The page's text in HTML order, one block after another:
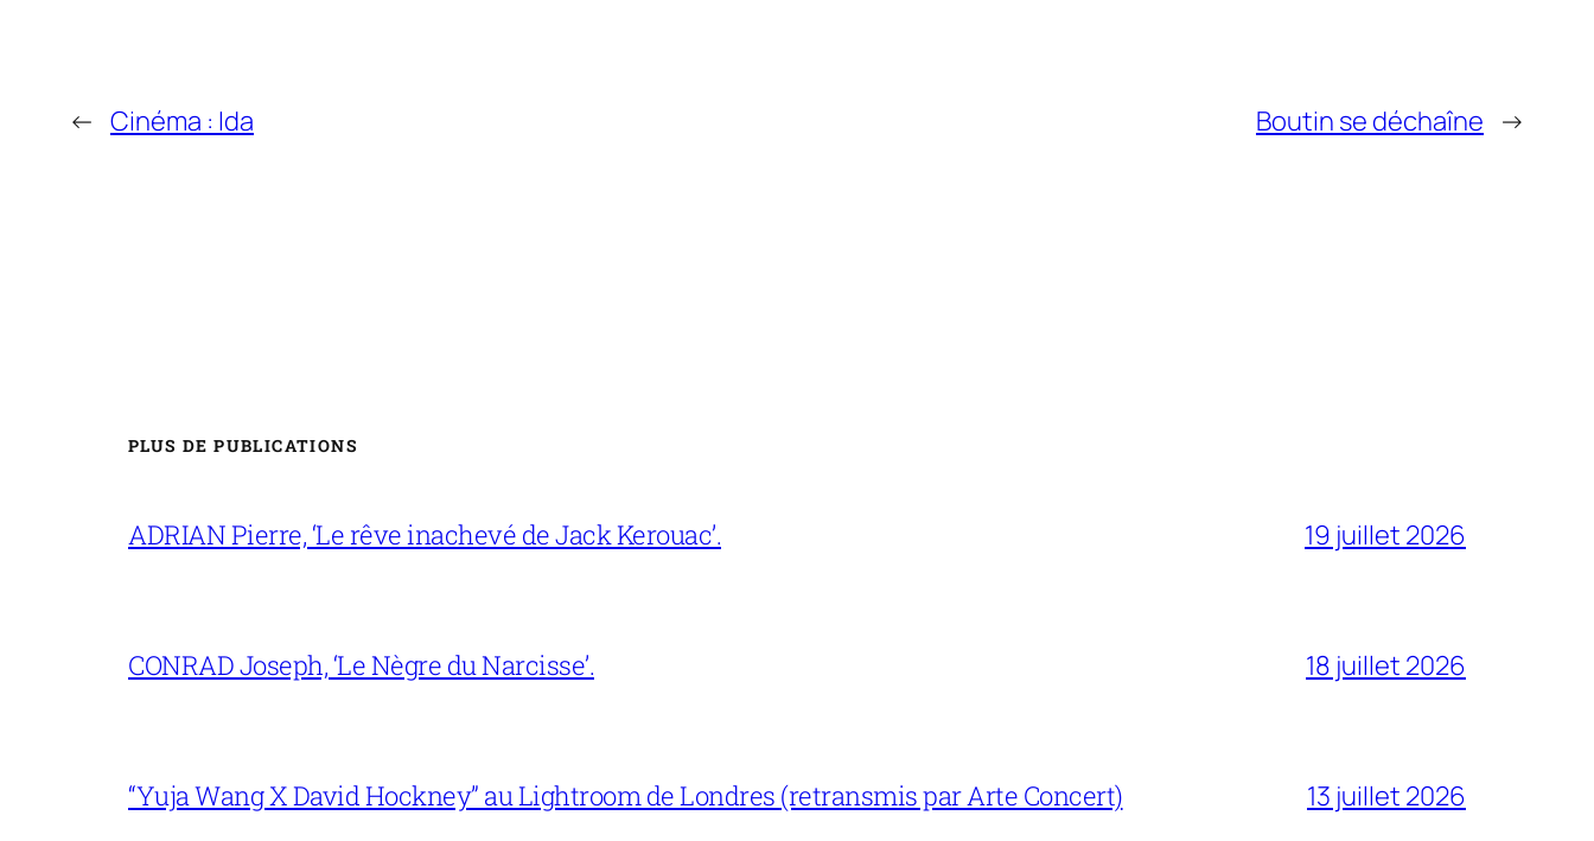
← Cinéma : Ida Boutin se déchaîne →
PLUS DE PUBLICATIONS
ADRIAN Pierre, ‘Le rêve inachevé de Jack Kerouac’. 19 juillet 2026
CONRAD Joseph, ‘Le Nègre du Narcisse’. 18 juillet 2026
“Yuja Wang X David Hockney” au Lightroom de Londres (retransmis par Arte Concert) 13 juillet 2026